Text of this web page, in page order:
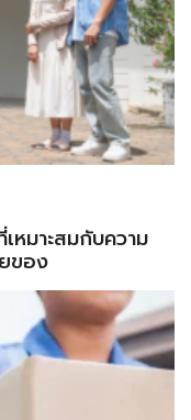
หมาะสมกับความ
ของ